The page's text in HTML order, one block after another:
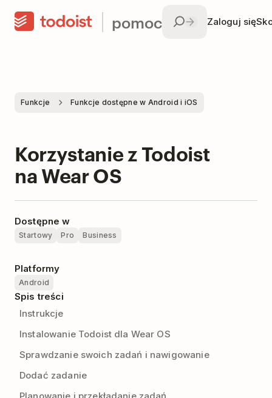
pomoc Zaloguj się
Funkcje Funkcje dostępne w Android i iOS
Korzystanie z Todoist
na Wear OS
Dostępne w
Startowy Pro Business
Platformy
Android
Spis treści
Instrukcje
Instalowanie Todoist dla Wear OS
Sprawdzanie swoich zadań i nawigowanie
Dodać zadanie